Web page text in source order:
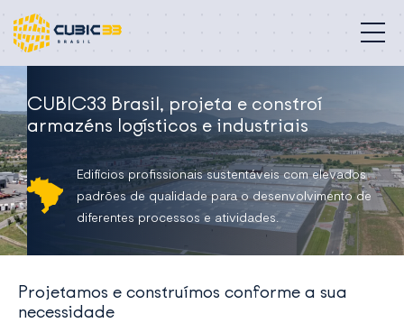
CUBIC33 Brasil, projeta e constroí
armazéns logísticos e industriais
Edifícios profissionais sustentáveis com elevados
padrões de qualidade para o desenvolvimento de
diferentes processos e atividades.
Projetamos e construímos conforme a sua
necessidade
Edifícios especializados
Nossos serviços
Compromisso
Contato